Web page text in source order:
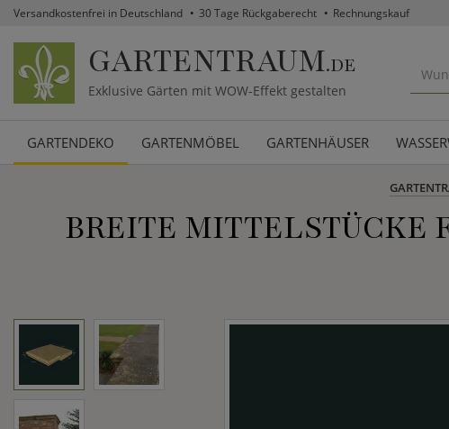
Versandkostenfrei in Deutschland 30 Tage Rückgaberecht Rechnungskauf
GARTENTRAUM.DE
Exklusive Gärten mit WOW-Effekt gestalten
GARTENDEKO GARTENMÖBEL GARTENHÄUSER
BREITE MITTELSTÜCKE